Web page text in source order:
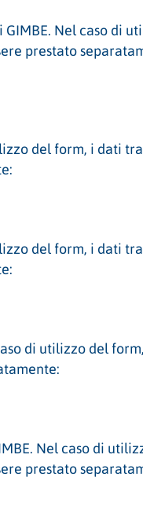
Nel caso di
prestato
del form, i dati
del form, i dati
di utilizzo del
Nel caso di
prestato